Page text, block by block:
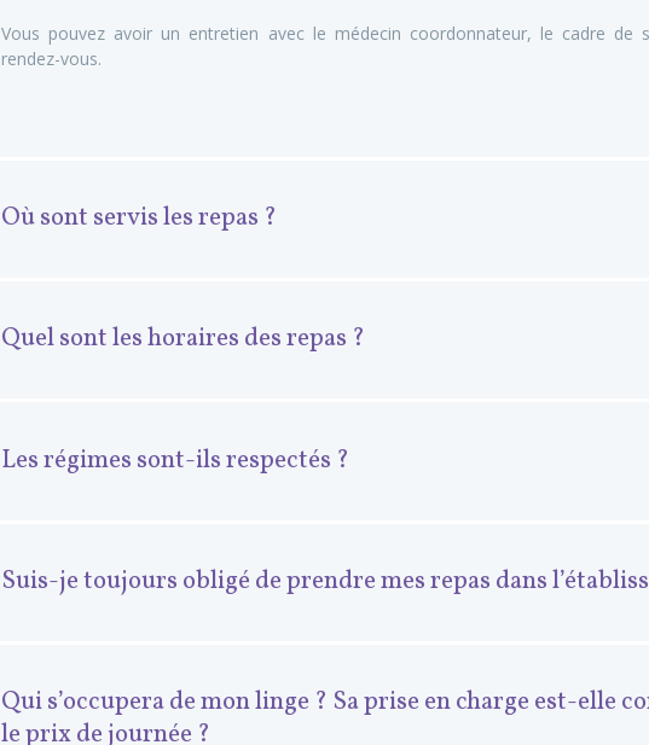
Vous pouvez avoir un entretien avec le médecin coordonnateur, le cadre de
rendez-vous.
Où sont servis les repas ?
Quel sont les horaires des repas ?
Les régimes sont-ils respectés ?
Suis-je toujours obligé de prendre mes repas dans
Qui s’occupera de mon linge ? Sa prise en charge est-elle
le prix de journée ?